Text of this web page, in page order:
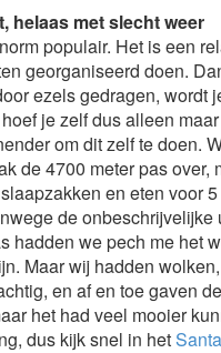
helaas met slecht weer
populair. Het is een
georganiseerd doen.
ezels gedragen, wordt
je zelf dus alleen
om dit zelf te doen.
de 4700 meter pas over,
en eten voor
de
hadden we pech me het
Maar wij hadden
en af en toe gaven
het had veel mooier
dus kijk snel in het